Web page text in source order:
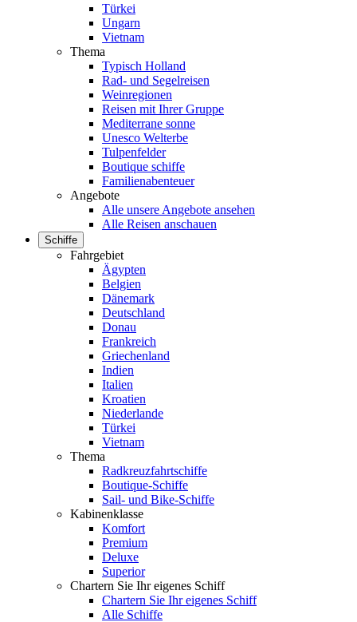
Türkei
Ungarn
Vietnam
Thema
Typisch Holland
Rad- und Segelreisen
Weinregionen
Reisen mit Ihrer Gruppe
Mediterrane sonne
Unesco Welterbe
Tulpenfelder
Boutique schiffe
Familienabenteuer
Angebote
Alle unsere Angebote ansehen
Alle Reisen anschauen
Schiffe
Fahrgebiet
Ägypten
Belgien
Dänemark
Deutschland
Donau
Frankreich
Griechenland
Indien
Italien
Kroatien
Niederlande
Türkei
Vietnam
Thema
Radkreuzfahrtschiffe
Boutique-Schiffe
Sail- und Bike-Schiffe
Kabinenklasse
Komfort
Premium
Deluxe
Superior
Chartern Sie Ihr eigenes Schiff
Chartern Sie Ihr eigenes Schiff
Alle Schiffe